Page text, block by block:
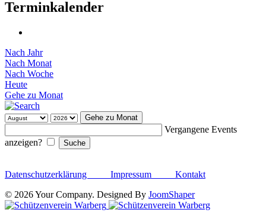
Terminkalender
Nach Jahr
Nach Monat
Nach Woche
Heute
Gehe zu Monat
Gehe zu Monat
Vergangene Events
anzeigen?
Datenschutzerklärung Impressum Kontakt
© 2026 Your Company. Designed By JoomShaper